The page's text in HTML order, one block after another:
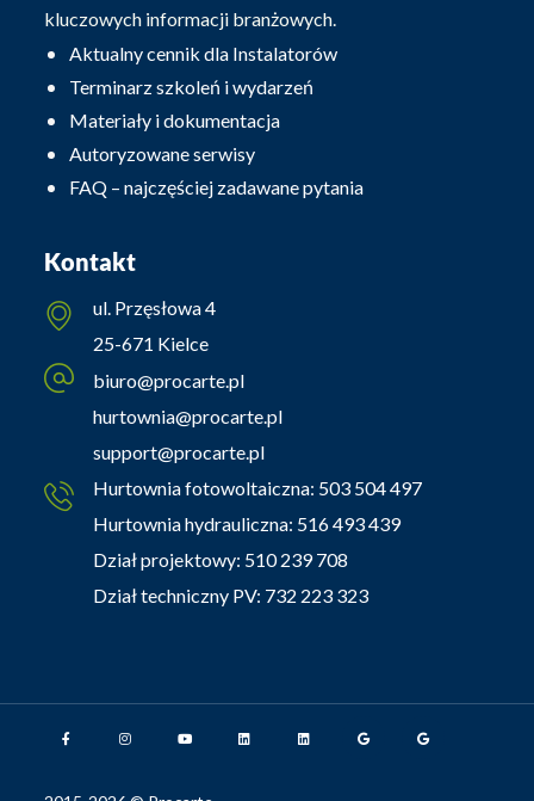
kluczowych informacji branżowych.
Aktualny cennik dla Instalatorów
Terminarz szkoleń i wydarzeń
Materiały i dokumentacja
Autoryzowane serwisy
FAQ – najczęściej zadawane pytania
Kontakt
ul. Przęsłowa 4
25-671 Kielce
biuro@procarte.pl
hurtownia@procarte.pl
support@procarte.pl
Hurtownia fotowoltaiczna: 503 504 497
Hurtownia hydrauliczna: 516 493 439
Dział projektowy: 510 239 708
Dział techniczny PV: 732 223 323